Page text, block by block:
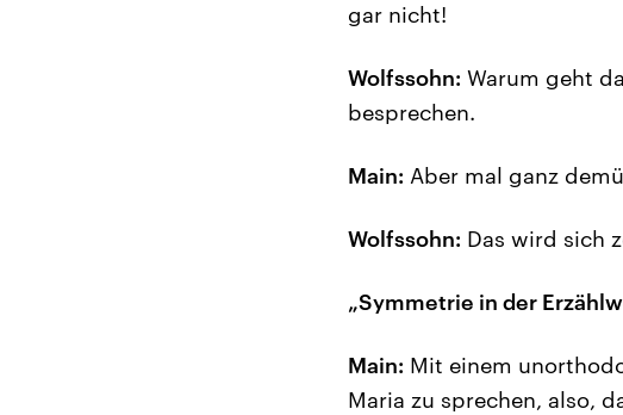
gar nicht!
Wolfssohn: Warum geht
besprechen.
Main: Aber mal ganz
Wolfssohn: Das wird sich
„Symmetrie in der
Main: Mit einem
Maria zu sprechen, also,